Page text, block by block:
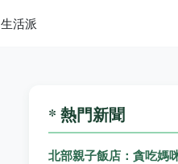
生活派
* 熱門新聞
北部親子飯店：貪吃媽